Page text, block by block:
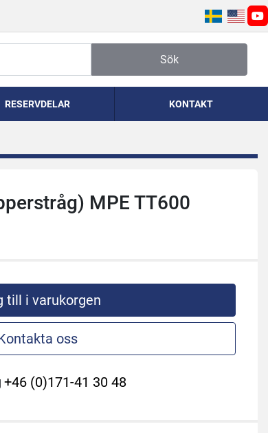
Sök
RESERVDELAR KONTAKT
MPE TT600
till i varukorgen
oss
+46 (0)171-41 30 48